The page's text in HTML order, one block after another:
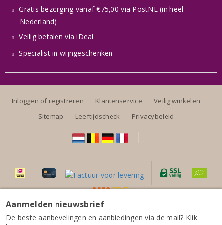
Gratis bezorging vanaf €75,00 via PostNL (in heel
Nederland)
Veilig betalen via iDeal
Specialist in wijngeschenken
Inloggen of registreren Klantenservice
Veilig winkelen
Sitemap
Leeftijdscheck Privacybeleid
Aanmelden nieuwsbrief
De beste aanbevelingen en aanbiedingen via de mail? Klik